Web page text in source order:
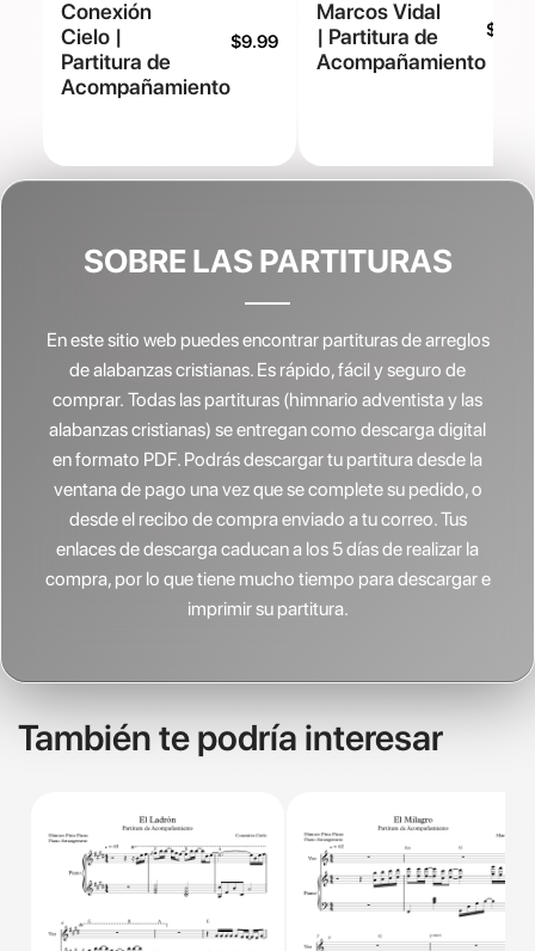
Conexión
Cielo |
Partitura de
Acompañamiento
$9.99
Marcos Vidal
| Partitura de
Acompañamiento
$
SOBRE LAS PARTITURAS
En este sitio web puedes encontrar partituras de arreglos
de alabanzas cristianas. Es rápido, fácil y seguro de
comprar. Todas las partituras (himnario adventista y las
alabanzas cristianas) se entregan como descarga digital
en formato PDF. Podrás descargar tu partitura desde la
ventana de pago una vez que se complete su pedido, o
desde el recibo de compra enviado a tu correo. Tus
enlaces de descarga caducan a los 5 días de realizar la
compra, por lo que tiene mucho tiempo para descargar e
imprimir su partitura.
También te podría interesar